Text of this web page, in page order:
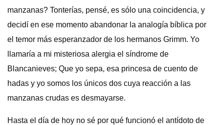
manzanas? Tonterías, pensé, es sólo una coincidencia, y
decidí en ese momento abandonar la analogía bíblica por
el temor más esperanzador de los hermanos Grimm. Yo
llamaría a mi misteriosa alergia el síndrome de
Blancanieves; Que yo sepa, esa princesa de cuento de
hadas y yo somos los únicos dos cuya reacción a las
manzanas crudas es desmayarse.
Hasta el día de hoy no sé por qué funcionó el antídoto de